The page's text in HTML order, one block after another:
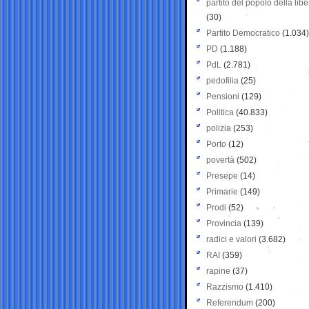
partito del popolo della
(30)
Partito Democratico (1.034)
PD (1.188)
PdL (2.781)
pedofilia (25)
Pensioni (129)
Politica (40.833)
polizia (253)
Porto (12)
povertà (502)
Presepe (14)
Primarie (149)
Prodi (52)
Provincia (139)
radici e valori (3.682)
RAI (359)
rapine (37)
Razzismo (1.410)
Referendum (200)